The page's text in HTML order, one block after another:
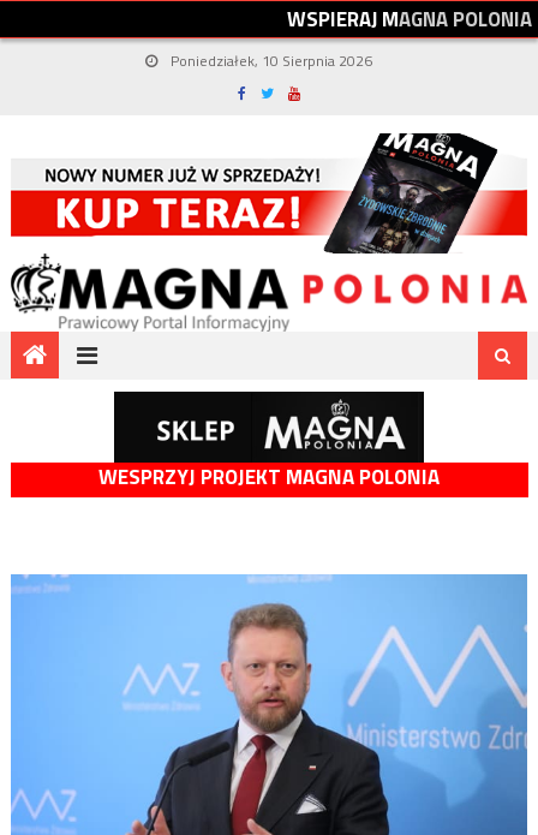
WSPIERAJMAGNAPOLONIA
Poniedziałek, 10 Sierpnia 2026
WESPRZYJ PROJEKT MAGNA POLONIA